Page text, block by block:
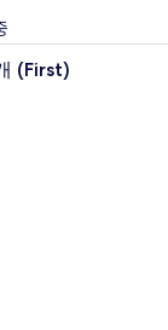
샤워
(First)